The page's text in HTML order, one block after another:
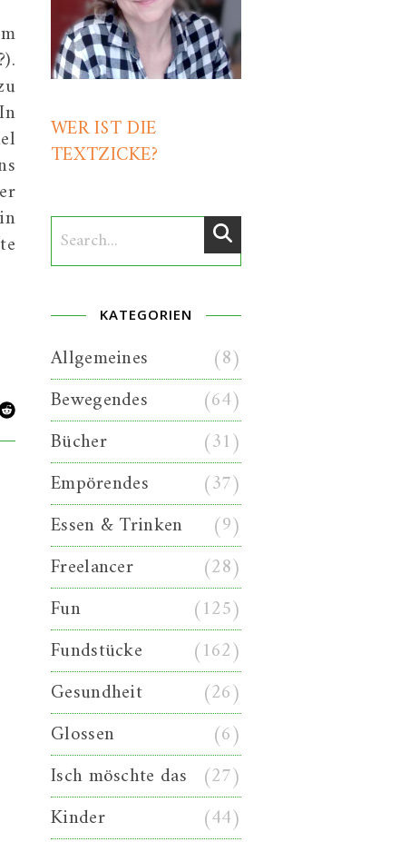
WER IST DIE
TEXTZICKE?
KATEGORIEN
Allgemeines
(8)
Bewegendes
(64)
Bücher
(31)
Empörendes
(37)
Essen & Trinken
(9)
Freelancer
(28)
Fun
(125)
Fundstücke
(162)
Gesundheit
(26)
Glossen
(6)
Isch möschte das (27)
Kinder
(44)